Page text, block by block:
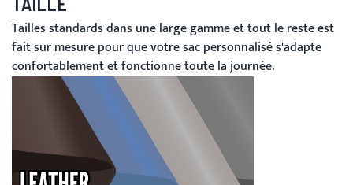
Tailles standards dans une large gamme et tout le reste est
fait sur mesure pour que votre sac personnalisé s'adapte
confortablement et fonctionne toute la journée.